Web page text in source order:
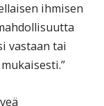
ihmisen
vastaan tai